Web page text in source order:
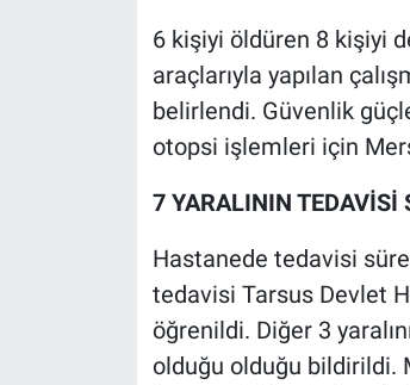
6 kişiyi öldüren 8 kişiyi
araçlarıyla yapılan
belirlendi. Güvenlik
otopsi işlemleri için
7 YARALININ TEDAVİSİ
Hastanede tedavisi
tedavisi Tarsus Devlet
öğrenildi. Diğer 3
olduğu olduğu bildirildi.